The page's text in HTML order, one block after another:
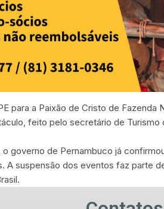
para a Paixão de Cristo de
feito pelo secretário de
governo de Pernambuco já
A suspensão dos eventos faz parte